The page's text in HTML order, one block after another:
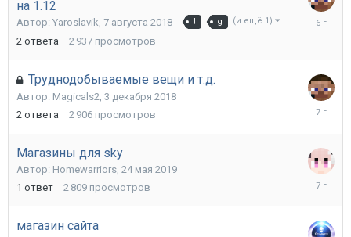
на 1.12
Автор: Yaroslavik, 7 августа 2018 ! g (и ещё 1)
2 ответа 2 937 просмотров
Труднодобываемые вещи и т.д.
Автор: Magicals2 3 декабря 2018
2 ответа 2 906 просмотров
Магазины для sky
Автор: Homewarriors 24 мая 2019
1 ответ 2 809 просмотров
24
магазин сайта